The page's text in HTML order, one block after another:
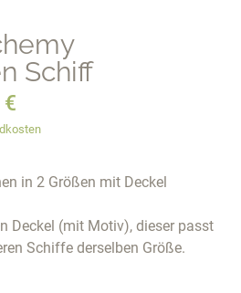
Schiff
€
in 2 Größen mit Deckel
Deckel (mit Motiv), dieser passt
Schiffe derselben Größe.